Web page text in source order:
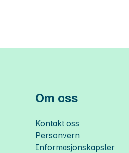
Om oss
Kontakt oss
Personvern
Informasjonskapsler